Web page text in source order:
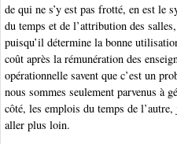
de qui ne s’y est pas frotté, en est le
du temps et de l’attribution des
puisqu’il détermine la bonne
coût après la rémunération des
opérationnelle savent que c’est un
nous sommes seulement parvenus à
côté, les emplois du temps de
aller plus loin.